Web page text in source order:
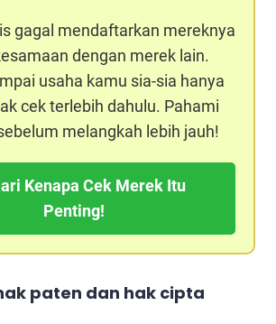
gagal mendaftarkan mereknya
dengan merek lain.
usaha kamu sia-sia hanya
cek terlebih dahulu. Pahami
melangkah lebih jauh!
Kenapa Cek Merek Itu
Penting!
paten dan hak cipta